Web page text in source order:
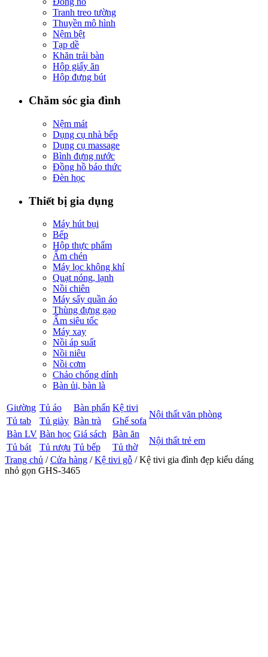
Tranh treo tường
Thuyền mô hình
Nệm bệt
Tạp dề
Khăn trải bàn
Hộp giấy ăn
Hộp đựng bút
Chăm sóc gia đình
Nệm mát
Dụng cụ nhà bếp
Dụng cụ massage
Bình đựng nước
Đồng hồ báo thức
Đèn học
Thiết bị gia dụng
Máy hút bụi
Bếp
Hộp thực phẩm
Ấm chén
Máy lọc không khí
Quạt nóng, lạnh
Nồi chiên
Máy sấy quần áo
Thùng đựng gạo
Ấm siêu tốc
Máy xay
Nồi áp suất
Nồi niêu
Nồi cơm
Chảo chống dính
Bàn ủi, bàn là
Giường Tủ áo Bàn phấn Kệ tivi
Nội thất văn phòng
Tủ tab Tủ giày Bàn trà
Ghế sofa
Bàn LV Bàn học Giá sách Bàn ăn
Nội thất trẻ em
Tủ bát Tủ rượu Tủ bếp
Tủ thờ
Trang chủ /Cửa hàng /Kệ tivi gỗ / Kệ tivi gia đình đẹp kiểu dáng
nhỏ gọn GHS-3465